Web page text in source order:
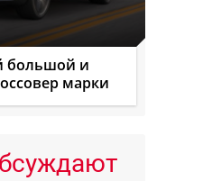
большой и
марки